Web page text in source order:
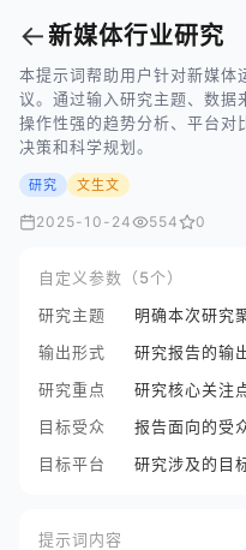
←新媒体行业研究
本提示词帮助用户针对新媒体
议。通过输入研究主题、数据
操作性强的趋势分析、平台对
决策和科学规划。
研究 文生文
2025-10-24 554 0
自定义参数（5个）
研究主题
明确本次研究
输出形式
研究报告的输
研究重点
研究核心关注
目标受众
报告面向的受
目标平台
研究涉及的目
提示词内容